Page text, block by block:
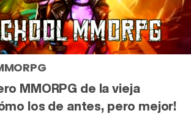
MMORPG de la vieja
los de antes, pero mejor!